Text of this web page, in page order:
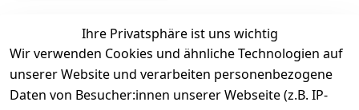
legalDetails
Ihre Privatsphäre ist uns wichtig
Wir verwenden Cookies und ähnliche Technologien auf
unserer Website und verarbeiten personenbezogene
Daten von Besucher:innen unserer Webseite (z.B. IP-